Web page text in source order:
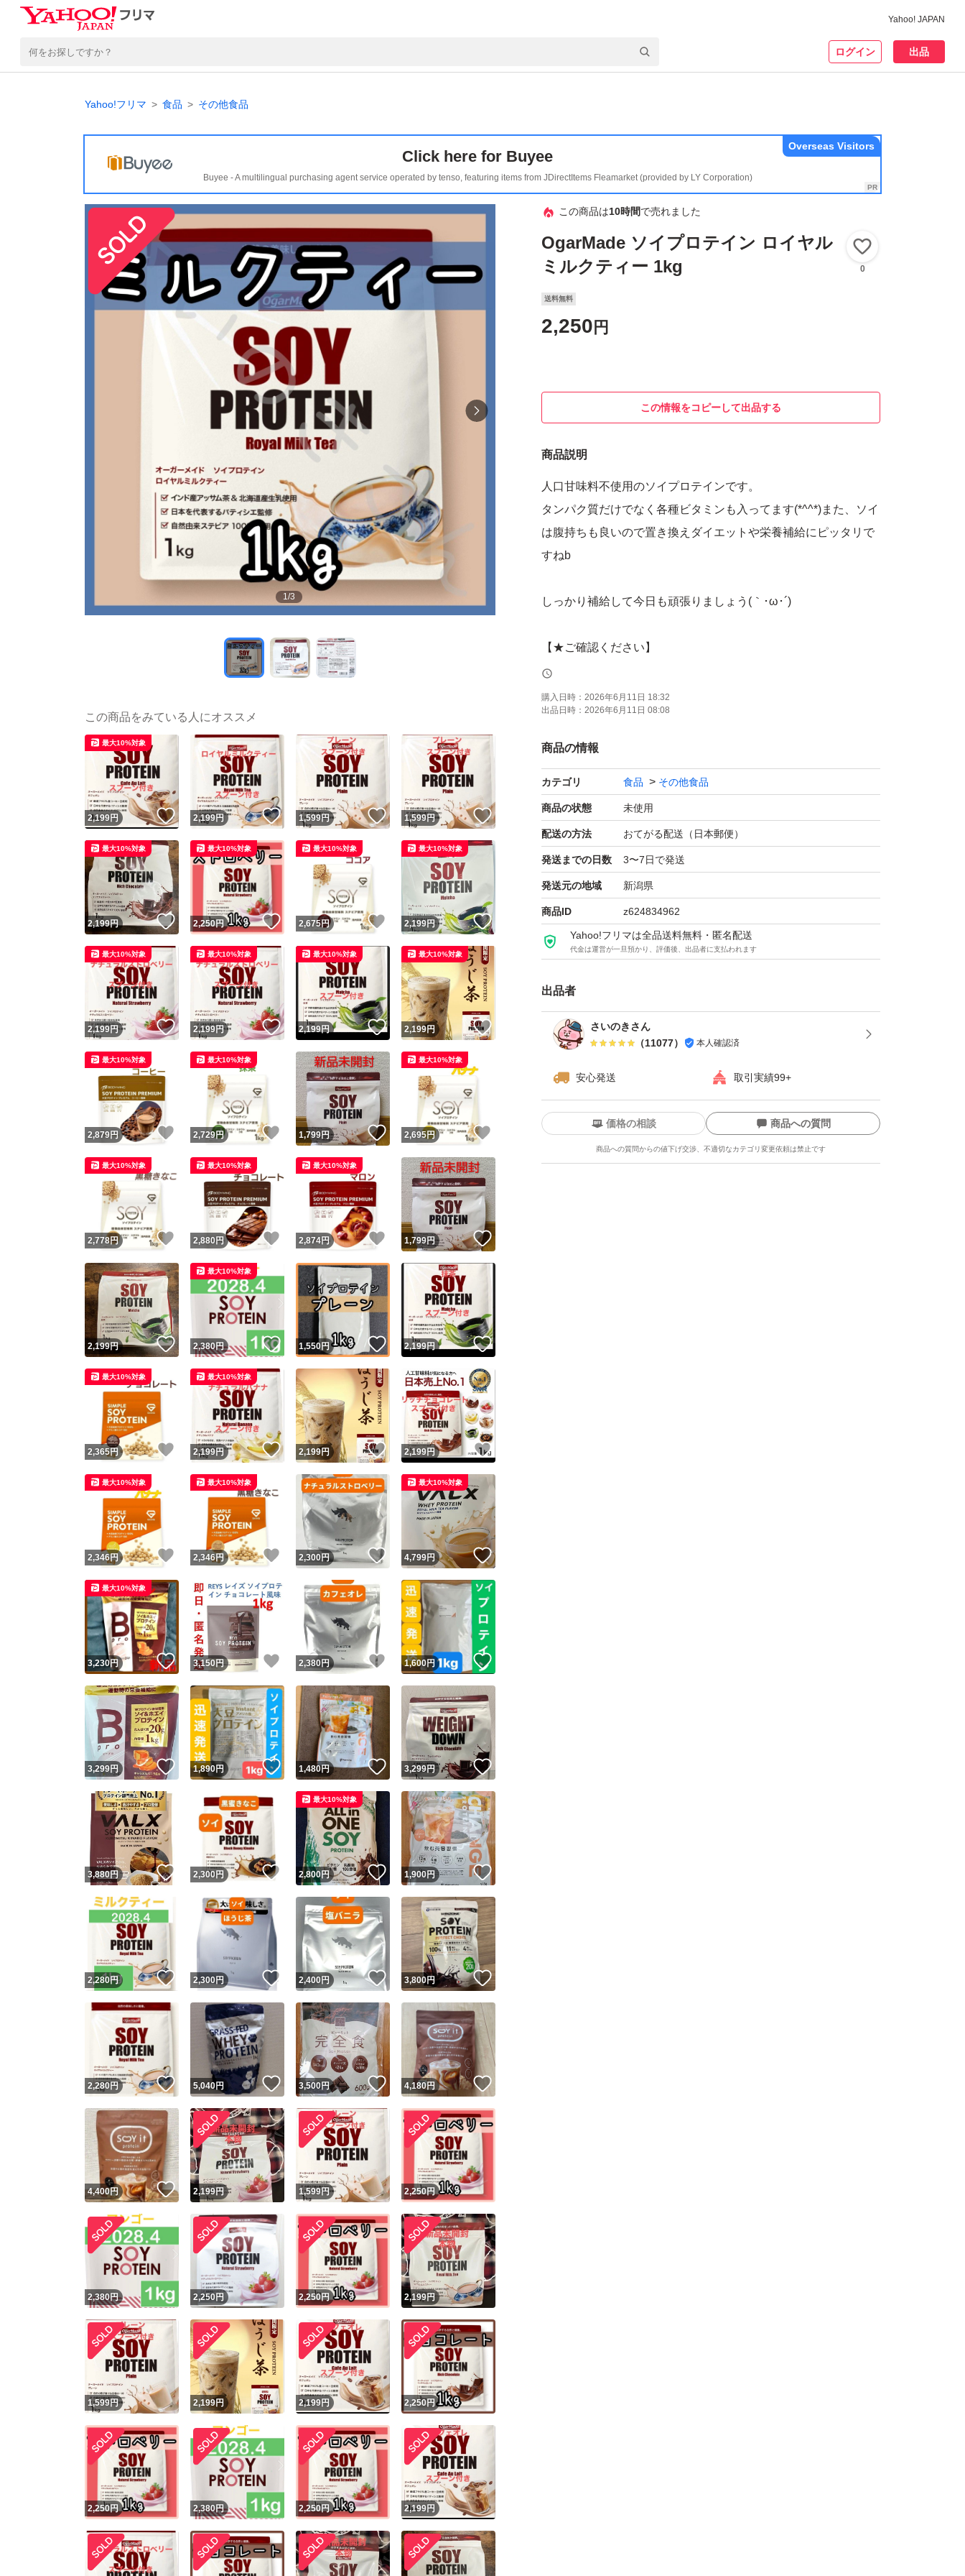
Yahoo! JAPAN
ログイン 出品
Yahoo!フリマ 食品 その他食品
Click here for Buyee
Buyee - A multilingual purchasing agent service operated by tenso, featuring items from JDirectItems Fleamarket (provided by LY Corporation)
Overseas Visitors
1/3
この商品は10時間で売れました
OgarMade ソイプロテイン ロイヤル
ミルクティー 1kg
0
送料無料
2,250 円
この情報をコピーして出品する
商品説明
人口甘味料不使用のソイプロテインです。
タンパク質だけでなく各種ビタミンも入ってます(*^^*)また、ソイ
は腹持ちも良いので置き換えダイエットや栄養補給にピッタリで
すねb
しっかり補給して今日も頑張りましょう(｀･ω･´)
【★ご確認ください】
・開封時の粉漏れにご注意ください
・再出品やクーポン等の相談は質問からどうぞ
【商品情報】
商 品 ：ソイプロテイン
容 量 ：1kg
賞味期限：2028.03
スプーン：付属（袋内）
購入日時： 2026年6月11日 18:32
出品日時： 2026年6月11日 08:08
商品の情報
カテゴリ 食品 その他食品
商品の状態 未使用
配送の方法 おてがる配送（日本郵便）
発送までの日数 3〜7日で発送
発送元の地域 新潟県
商品ID z624834962
Yahoo!フリマは全品送料無料・匿名配送
代金は運営が一旦預かり、評価後、出品者に支払われます
出品者
さいのきさん
（11077） 本人確認済
安心発送 取引実績99+
ユーザーの実績について
Yahoo!フリマが定めた一定の基準を満たしたユーザーにバッジを付与しています
安心取引出品者
安心取引出品者 Yahoo!フリマの基準をクリアした安心・安全なユーザーです
取引実績
取引実績◯+ このユーザーはYahoo!フリマの取引を完了させた実績があります
他フリマ実績◯+ このユーザーは他フリマサービスでの取引実績があります
スピード&安心発送
※このバッジは実績に基づく表示であり、発送を保証しているものではありません
スピード＆安心発送
このユーザーは高頻度で24時間以内＆設定した発送日数内に発送してい
ます
スピード発送 このユーザーは高頻度で24時間以内に発送しています
安心発送 このユーザーは設定した発送日数内に発送しています
価格の相談 商品への質問
商品への質問からの値下げ交渉、不適切なカテゴリ変更依頼は禁止です
この商品の情報をコピーします
商品画像の無断転載は禁止されています
コピーは1商品につき1回です
出品ページへ
キャンセル
この商品をみている人にオススメ
2,199円 いいね！
最大10%対象
2,199円 いいね！
1,599円 いいね！
1,599円 いいね！
2,199円 いいね！
最大10%対象
2,250円 いいね！
最大10%対象
2,675円 いいね！
最大10%対象
2,199円
最大10%対象
2,199円 いいね！
最大10%対象
2,199円 いいね！
最大10%対象
2,199円 いいね！
最大10%対象
2,199円
最大10%対象
2,879円 いいね！
最大10%対象
2,729円 いいね！
最大10%対象
1,799円 いいね！
2,695円
最大10%対象
2,778円 いいね！
最大10%対象
2,880円 いいね！
最大10%対象
2,874円 いいね！
最大10%対象
1,799円 いいね！
2,199円 いいね！
2,380円 いいね！
最大10%対象
1,550円 いいね！
2,199円 いいね！
2,365円 いいね！
最大10%対象
2,199円 いいね！
最大10%対象
2,199円 いいね！
2,199円
2,346円 いいね！
最大10%対象
2,346円 いいね！
最大10%対象
2,300円 いいね！
4,799円 いいね！
最大10%対象
3,230円 いいね！
最大10%対象
3,150円 いいね！
2,380円 いいね！
1,600円
3,299円 いいね！
1,890円 いいね！
1,480円 いいね！
3,299円
3,880円 いいね！
2,300円 いいね！
2,800円 いいね！
最大10%対象
1,900円 いいね！
2,280円 いいね！
2,300円 いいね！
2,400円 いいね！
3,800円 いいね！
2,280円 いいね！
5,040円 いいね！
3,500円 いいね！
4,180円
4,400円 いいね！
2,199円 1,599円 2,250円
2,380円 2,250円 2,250円 2,199円
1,599円 2,199円 2,199円 2,250円
2,250円 2,380円 2,250円 2,199円